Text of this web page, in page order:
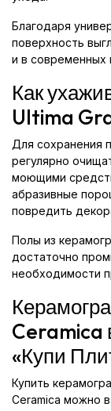
Благодаря
поверхность
и в современных
Как
Ultima
Для сохранения
регулярно
моющими
абразивные
повредить
Полы из
достаточно
необходимости
Ceramica
«Купи
Купить
Ceramica можно